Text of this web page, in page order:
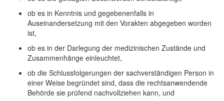
ob es in Kenntnis und gegebenenfalls in
Auseinandersetzung mit den Vorakten abgegeben worden
ist,
ob es in der Darlegung der medizinischen Zustände und
Zusammenhänge einleuchtet,
ob die Schlussfolgerungen der sachverständigen Person in
einer Weise begründet sind, dass die rechtsanwendende
Behörde sie prüfend nachvollziehen kann, und